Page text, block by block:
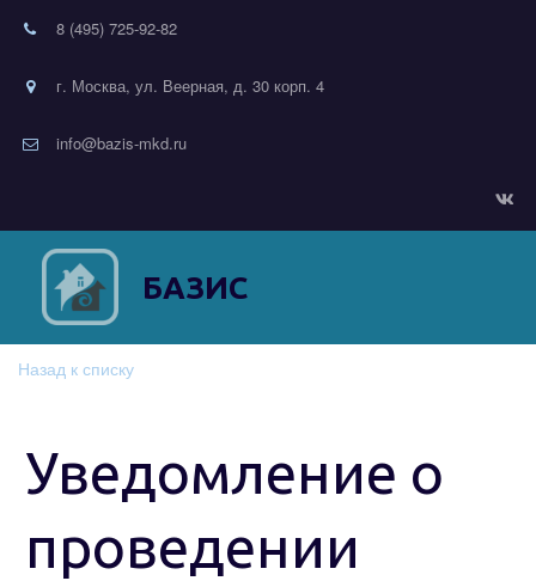
8 (495) 725-92-82
г. Москва, ул. Веерная, д. 30 корп. 4
info@bazis-mkd.ru
БАЗИС
Назад к списку
Уведомление о
проведении